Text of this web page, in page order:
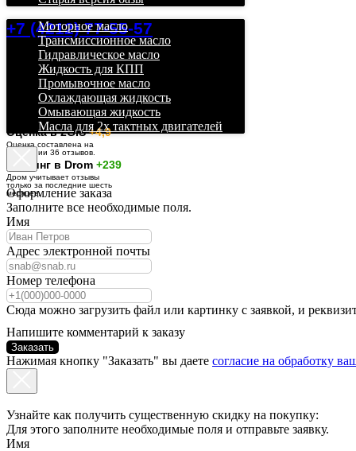
+7 (4212) 77-55-57
Оценка в 2GIS+4,9
Оценка составлена на
основании 36 отзывов.
Рейтинг в Drom +239
Дром учитывает отзывы
только за последние шесть
месяцев.
Моторное масло
Трансмиссионное масло
Гидравлическое масло
Жидкость для КПП
Промывочное масло
Охлаждающая жидкость
Омывающая жидкость
Масла для 2х тактных двигателей
Оформление заказа
Заполните все необходимые поля.
Имя
Адрес электронной почты
Номер телефона
Сюда можно загрузить файл или картинку с заявкой, и
Напишите комментарий к заказу
Заказать
Нажимая кнопку "Заказать" вы даете согласие на обработку
Узнайте как получить существенную скидку на покупку:
Для этого заполните необходимые поля и отправьте заявку.
Имя